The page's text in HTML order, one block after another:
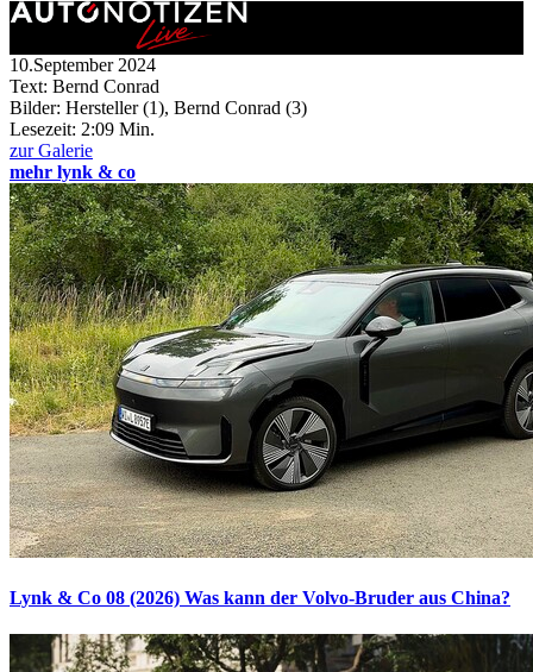
10.September 2024
Text: Bernd Conrad
Bilder: Hersteller (1), Bernd Conrad (3)
Lesezeit: 2:09 Min.
zur Galerie
mehr lynk & co
Lynk & Co 08 (2026) Was kann der Volvo-Bruder aus China?